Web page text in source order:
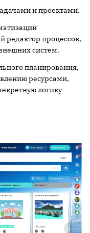
и проектами.
редактор процессов,
систем.
планирования,
ресурсами,
логику